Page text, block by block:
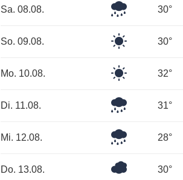
Sa. 08.08.
Mäßiger30°
So. 09.08.
Klarer
30°
Mo. 10.08.
Klarer
32°
Di. 11.08.
Leichter31°
Mi. 12.08.
Leichter28°
Do. 13.08.
Überwiegend
30°